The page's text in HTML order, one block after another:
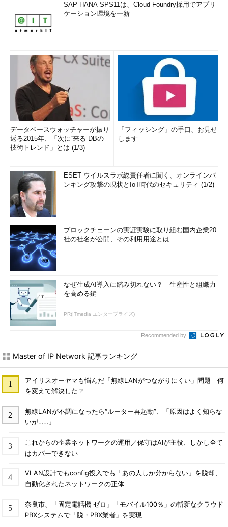
SAP HANA SPS11は、Cloud Foundry採用でアプリ
ケーション環境を一新
データベースウォッチャーが振り
返る2015年、「次に“来る”DBの
技術トレンド」とは (1/3)
「フィッシング」の手口、お見せ
します
ESET ウイルスラボ総責任者に聞く、オンラインバ
ンキング攻撃の現状とIoT時代のセキュリティ (1/2)
ブロックチェーンの実証実験に取り組む国内企業20
社の社名が公開、その利用用途とは
なぜ生成AI導入に踏み切れない？ 生産性と組織力
を高める鍵
PR(ITmedia エンタープライズ)
Recommended by
Master of IP Network 記事ランキング
アイリスオーヤマも悩んだ「無線LANがつながりにくい」問題 何
を変えて解決した？
無線LANが不調になったら“ルーター再起動”、「原因はよく知らな
いが……」
これからの企業ネットワークの運用／保守はAIが主役、しかし全て
はカバーできない
VLAN設計でもconfig投入でも「あの人しか分からない」を脱却、
自動化されたネットワークの正体
奈良市、「固定電話機 ゼロ」「モバイル100％」の斬新なクラウド
PBXシステムで「脱・PBX業者」を実現